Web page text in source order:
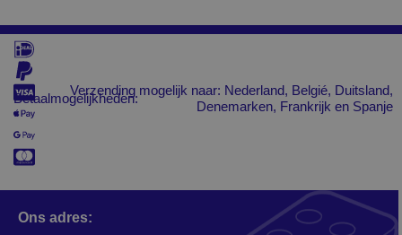
Betaalmogelijkheden:
Verzending mogelijk naar: Nederland, Belgié, Duitsland,
Denemarken, Frankrijk en Spanje
Ons adres: